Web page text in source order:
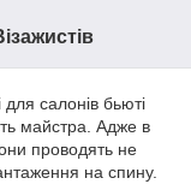
для салонів бьюті
майстра. Адже в
проводять не
на спину.